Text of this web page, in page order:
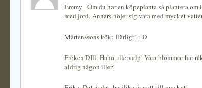
Emmy_ Om du har en köpeplanta så plantera om
med jord. Annars nöjer sig våra med mycket
Mårtenssons kök: Härligt! :-D
Fröken DIll: Haha, illervalp! Våra blommor har
aldrig någon iller!